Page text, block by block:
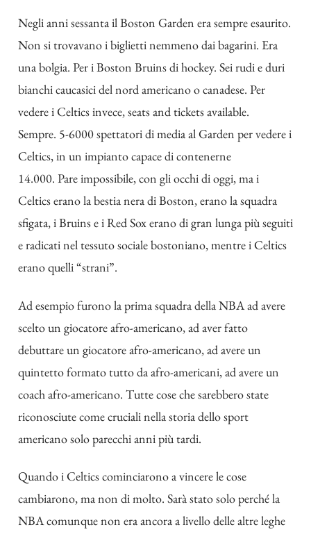
Negli anni sessanta il Boston Garden era sempre esaurito.
Non si trovavano i biglietti nemmeno dai bagarini. Era
una bolgia. Per i Boston Bruins di hockey. Sei rudi e duri
bianchi caucasici del nord americano o canadese. Per
vedere i Celtics invece, seats and tickets available.
Sempre. 5-6000 spettatori di media al Garden per vedere i
Celtics, in un impianto capace di contenerne
14.000. Pare impossibile, con gli occhi di oggi, ma i
Celtics erano la bestia nera di Boston, erano la squadra
sfigata, i Bruins e i Red Sox erano di gran lunga più seguiti
e radicati nel tessuto sociale bostoniano,mentre i Celtics
erano quelli “strani”.
Ad esempio furono la prima squadra della NBA ad avere
scelto un giocatore afro-americano, ad aver fatto
debuttare un giocatore afro-americano, ad avere un
quintetto formato tutto da afro-americani, ad avere un
coach afro-americano. Tutte cose che sarebbero state
riconosciute come cruciali nella storia dello sport
americano solo parecchi anni più tardi.
Quando i Celtics cominciarono a vincere le cose
cambiarono, ma non di molto. Sarà stato solo perché la
NBA comunque non era ancora a livello delle altre leghe